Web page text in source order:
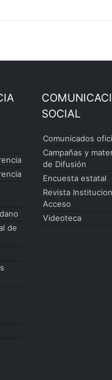
de
SOCIAL
Comunicados
Campañas y
de Difusión
Encuesta estatal
Revista
Acceso
Videoteca